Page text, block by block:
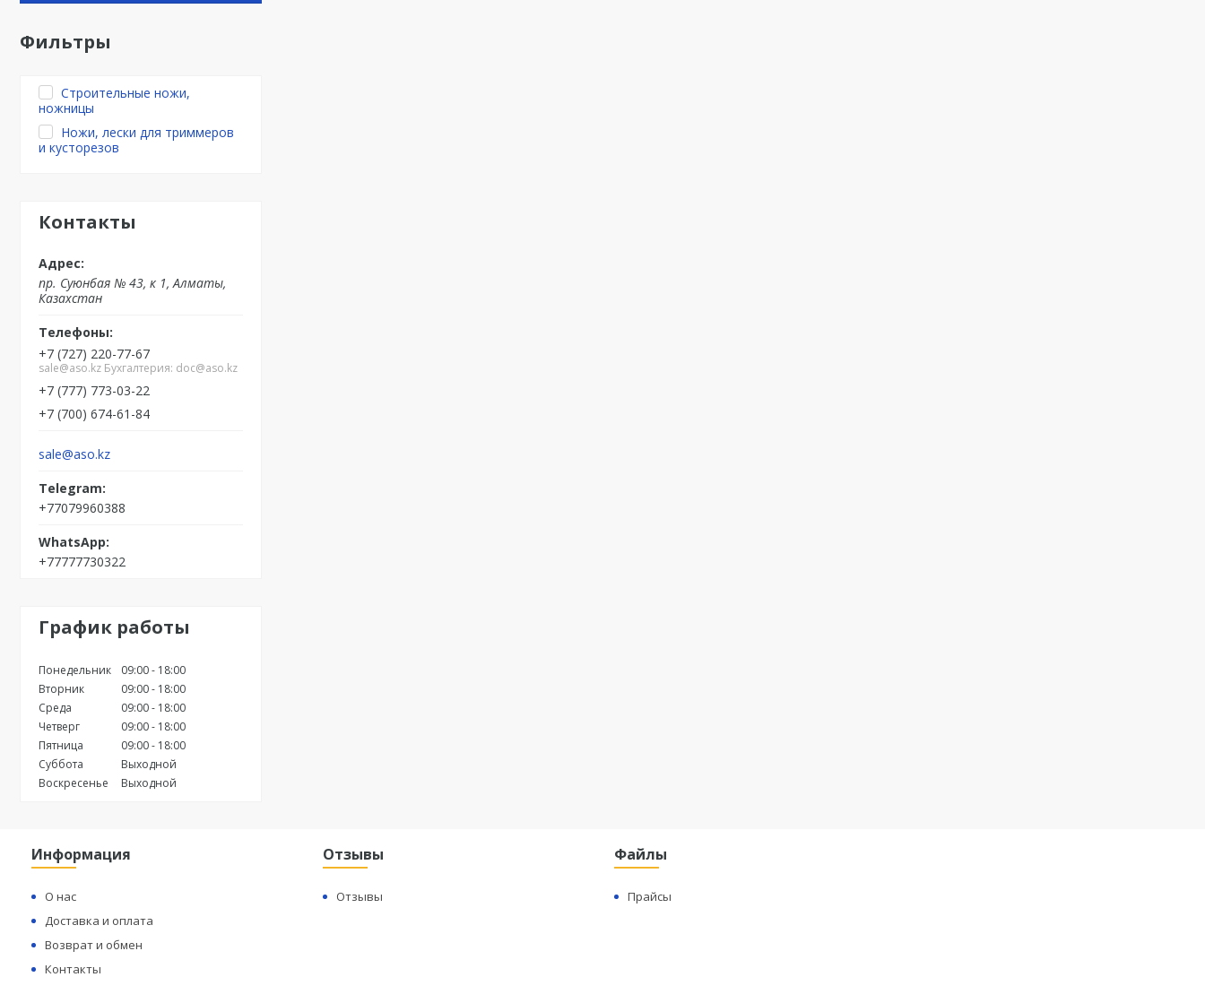
Фильтры
Строительные ножи,
ножницы
Ножи, лески для триммеров
и кусторезов
Контакты
пр. Суюнбая № 43, к 1, Алматы,
Казахстан
+7 (727) 220-77-67
sale@aso.kz Бухгалтерия: doc@aso.kz
+7 (777) 773-03-22
+7 (700) 674-61-84
sale@aso.kz
+77079960388
+77777730322
График работы
Понедельник 09:00
18:00
Вторник
09:00
18:00
Среда
09:00
18:00
Четверг
09:00
18:00
Пятница
09:00
18:00
Суббота
Выходной
Воскресенье
Выходной
Информация
О нас
Доставка и оплата
Возврат и обмен
Контакты
Отзывы
Отзывы
Файлы
Прайсы